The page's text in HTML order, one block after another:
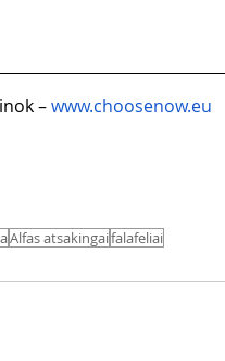
– www.choosenow.eu
Alfas atsakingaifalafeliai